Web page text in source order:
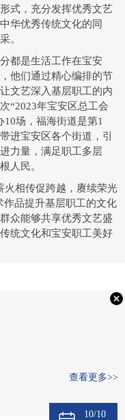
式，充分发挥优秀文艺
华优秀传统文化的同
。
都是生活工作在宝安
他们通过精心编排的节
文艺深入基层职工的内
“2023年宝安区总工会
场，福海街道是第1
进宝安区各个街道，引
力量，满足职工多层
人民。
火相传促跨越，赓续荣光
作品提升基层职工的文化
众能够共享优秀文艺盛
统文化和宝安职工美好
查看更多>>
10/10